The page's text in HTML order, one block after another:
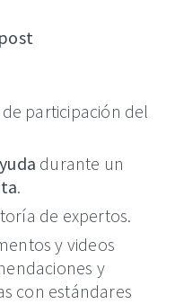
participación del
durante un
.
de expertos.
y videos
y
con estándares